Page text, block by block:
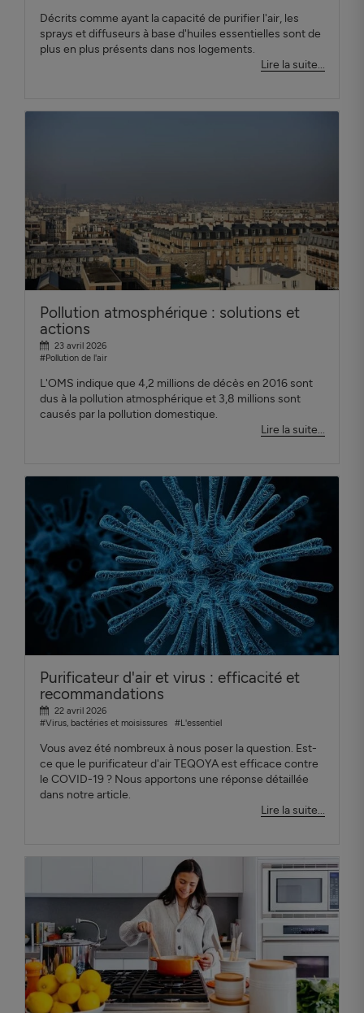
Décrits comme ayant la capacité de purifier l'air, les
sprays et diffuseurs à base d'huiles essentielles sont de
plus en plus présents dans nos logements.
Lire la suite...
Pollution atmosphérique : solutions et
actions
23 avril 2026
#Pollution de l'air
L'OMS indique que 4,2 millions de décès en 2016 sont
dus à la pollution atmosphérique et 3,8 millions sont
causés par la pollution domestique.
Lire la suite...
Purificateur d'air et virus : efficacité et
recommandations
22 avril 2026
#Virus, bactéries et moisissures
#L'essentiel
Vous avez été nombreux à nous poser la question. Est-
ce que le purificateur d'air TEQOYA est efficace contre
le COVID-19 ? Nous apportons une réponse détaillée
dans notre article.
Lire la suite...